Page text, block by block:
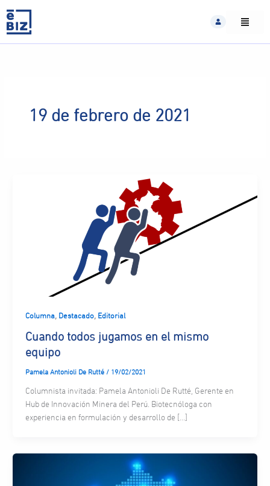
content
19 de febrero de 2021
Columna, Destacado, Editorial
Cuando todos jugamos en el mismo
equipo
Pamela Antonioli De Rutté / 19/02/2021
Columnista invitada: Pamela Antonioli De Rutté, Gerente en
Hub de Innovación Minera del Perú. Biotecnóloga con
experiencia en formulación y desarrollo de […]